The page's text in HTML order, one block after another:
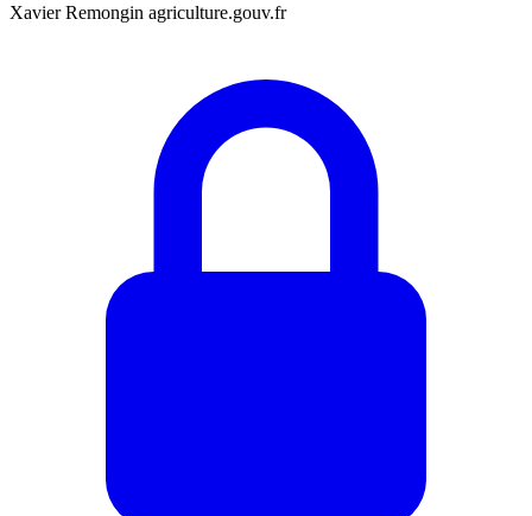
Xavier Remongin agriculture.gouv.fr